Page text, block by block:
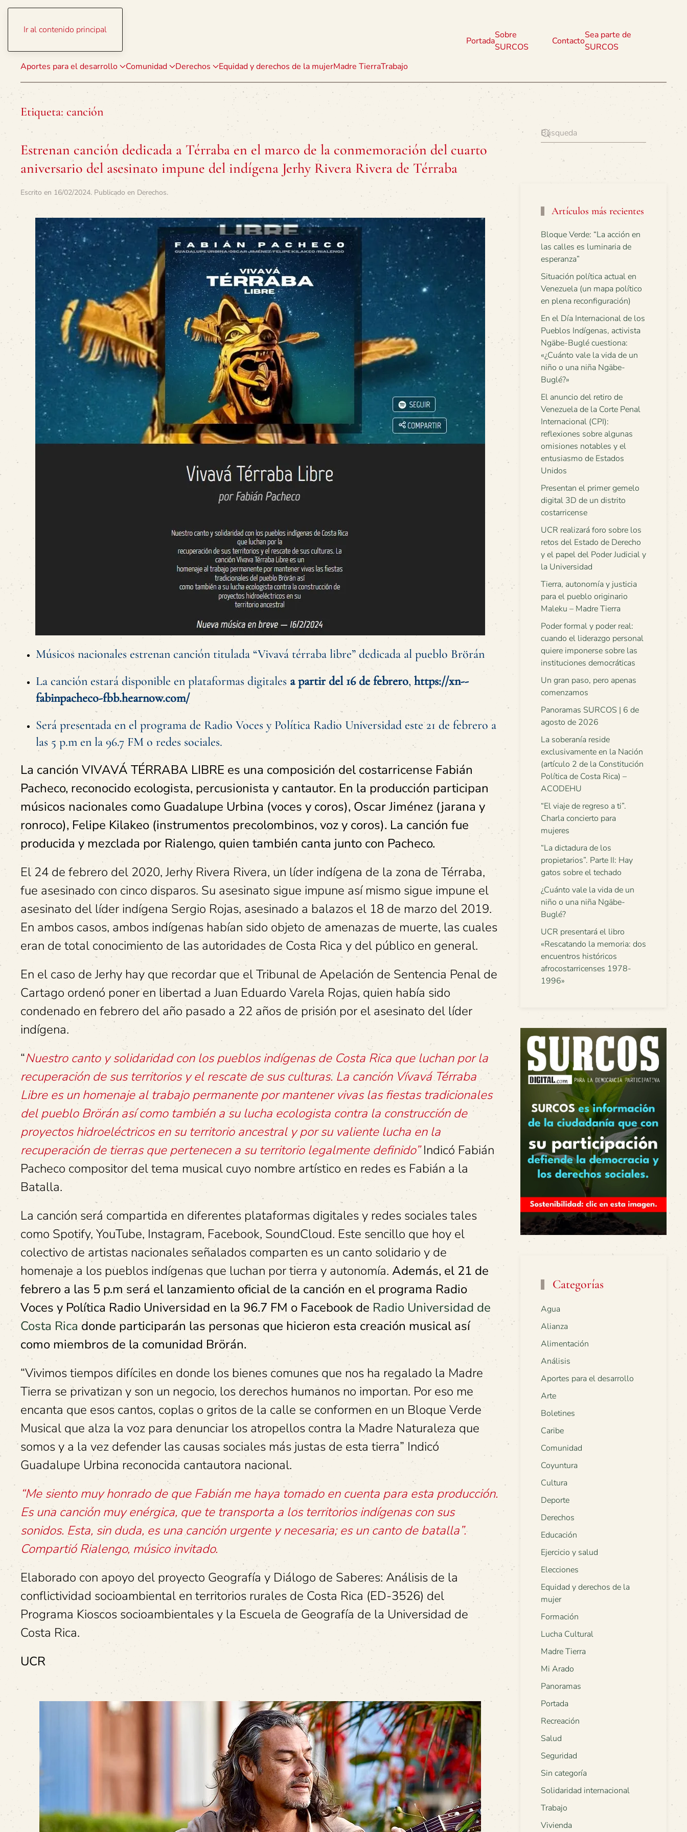
Ir al contenido principal
Aportes para el desarrollo Comunidad Derechos Equidad y derechos de la mujerMadre TierraTrabajo
Portada
Sobre
SURCOS
Contacto
Sea parte de
SURCOS
Etiqueta: canción
Estrenan canción dedicada a Térraba en el marco de la conmemoración del cuarto
aniversario del asesinato impune del indígena Jerhy Rivera Rivera de Térraba
Escrito en 16/02/2024. Publicado en Derechos.
Músicos nacionales estrenan canción titulada “Vivavá térraba libre” dedicada al pueblo Brörán
La canción estará disponible en plataformas digitales a partir del 16 de febrero, https://xn--
fabinpacheco-fbb.hearnow.com/
Será presentada en el programa de Radio Voces y Política Radio Universidad este 21 de febrero a
las 5 p.m en la 96.7 FM o redes sociales.
La canción VIVAVÁ TÉRRABA LIBRE es una composición del costarricense Fabián
Pacheco, reconocido ecologista, percusionista y cantautor. En la producción participan
músicos nacionales como Guadalupe Urbina (voces y coros), Oscar Jiménez (jarana y
ronroco), Felipe Kilakeo (instrumentos precolombinos, voz y coros). La canción fue
producida y mezclada por Rialengo, quien también canta junto con Pacheco.
El 24 de febrero del 2020, Jerhy Rivera Rivera, un líder indígena de la zona de Térraba,
fue asesinado con cinco disparos. Su asesinato sigue impune así mismo sigue impune el
asesinato del líder indígena Sergio Rojas, asesinado a balazos el 18 de marzo del 2019.
En ambos casos, ambos indígenas habían sido objeto de amenazas de muerte, las cuales
eran de total conocimiento de las autoridades de Costa Rica y del público en general.
En el caso de Jerhy hay que recordar que el Tribunal de Apelación de Sentencia Penal de
Cartago ordenó poner en libertad a Juan Eduardo Varela Rojas, quien había sido
condenado en febrero del año pasado a 22 años de prisión por el asesinato del líder
indígena.
“Nuestro canto y solidaridad con los pueblos indígenas de Costa Rica que luchan por la
recuperación de sus territorios y el rescate de sus culturas. La canción Vívavá Térraba
Libre es un homenaje al trabajo permanente por mantener vivas las fiestas tradicionales
del pueblo Brörán así como también a su lucha ecologista contra la construcción de
proyectos hidroeléctricos en su territorio ancestral y por su valiente lucha en la
recuperación de tierras que pertenecen a su territorio legalmente definido”Indicó Fabián
Pacheco compositor del tema musical cuyo nombre artístico en redes es Fabián a la
Batalla.
La canción será compartida en diferentes plataformas digitales y redes sociales tales
como Spotify, YouTube, Instagram, Facebook, SoundCloud. Este sencillo que hoy el
colectivo de artistas nacionales señalados comparten es un canto solidario y de
homenaje a los pueblos indígenas que luchan por tierra y autonomía. Además, el 21 de
febrero a las 5 p.m será el lanzamiento oficial de la canción en el programa Radio
Voces y Política Radio Universidad en la 96.7 FM o Facebook de Radio Universidad de
Costa Rica donde participarán las personas que hicieron esta creación musical así
como miembros de la comunidad Brörán.
“Vivimos tiempos difíciles en donde los bienes comunes que nos ha regalado la Madre
Tierra se privatizan y son un negocio, los derechos humanos no importan. Por eso me
encanta que esos cantos, coplas o gritos de la calle se conformen en un Bloque Verde
Musical que alza la voz para denunciar los atropellos contra la Madre Naturaleza que
somos y a la vez defender las causas sociales más justas de esta tierra” Indicó
Guadalupe Urbina reconocida cantautora nacional.
“Me siento muy honrado de que Fabián me haya tomado en cuenta para esta producción.
Es una canción muy enérgica, que te transporta a los territorios indígenas con sus
sonidos. Esta, sin duda, es una canción urgente y necesaria; es un canto de batalla”.
Compartió Rialengo, músico invitado.
Elaborado con apoyo del proyecto Geografía y Diálogo de Saberes: Análisis de la
conflictividad socioambiental en territorios rurales de Costa Rica (ED-3526) del
Programa Kioscos socioambientales y la Escuela de Geografía de la Universidad de
Costa Rica.
UCR
Artículos más recientes
Bloque Verde: “La acción en
las calles es luminaria de
esperanza”
Situación política actual en
Venezuela (un mapa político
en plena reconfiguración)
En el Día Internacional de los
Pueblos Indígenas, activista
Ngäbe-Buglé cuestiona:
«¿Cuánto vale la vida de un
niño o una niña Ngäbe-
Buglé?»
El anuncio del retiro de
Venezuela de la Corte Penal
Internacional (CPI):
reflexiones sobre algunas
omisiones notables y el
entusiasmo de Estados
Unidos
Presentan el primer gemelo
digital 3D de un distrito
costarricense
UCR realizará foro sobre los
retos del Estado de Derecho
y el papel del Poder Judicial y
la Universidad
Tierra, autonomía y justicia
para el pueblo originario
Maleku – Madre Tierra
Poder formal y poder real:
cuando el liderazgo personal
quiere imponerse sobre las
instituciones democráticas
Un gran paso, pero apenas
comenzamos
Panoramas SURCOS | 6 de
agosto de 2026
La soberanía reside
exclusivamente en la Nación
(artículo 2 de la Constitución
Política de Costa Rica) –
ACODEHU
“El viaje de regreso a ti”.
Charla concierto para
mujeres
“La dictadura de los
propietarios”. Parte II: Hay
gatos sobre el techado
¿Cuánto vale la vida de un
niño o una niña Ngäbe-
Buglé?
UCR presentará el libro
«Rescatando la memoria: dos
encuentros históricos
afrocostarricenses 1978-
1996»
Categorías
Agua
Alianza
Alimentación
Análisis
Aportes para el desarrollo
Arte
Boletines
Caribe
Comunidad
Coyuntura
Cultura
Deporte
Derechos
Educación
Ejercicio y salud
Elecciones
Equidad y derechos de la
mujer
Formación
Lucha Cultural
Madre Tierra
Mi Arado
Panoramas
Portada
Recreación
Salud
Seguridad
Sin categoría
Solidaridad internacional
Trabajo
Vivienda